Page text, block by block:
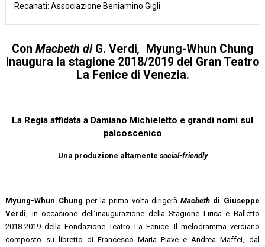
Recanati: Associazione Beniamino Gigli
Con Macbeth di G. Verdi,
Myung-Whun Chung
inaugura la stagione 2018/2019 del Gran Teatro
La Fenice di Venezia.
La Regia affidata a Damiano Michieletto e grandi nomi sul
palcoscenico
Una produzione altamente social-friendly
Myung-Whun Chung per la prima volta dirigeràMacbeth di Giuseppe
Verdi , in occasione dell’inaugurazione della Stagione Lirica e Balletto
2018-2019 della Fondazione Teatro La Fenice. Il melodramma verdiano
composto su libretto di Francesco Maria Piave e Andrea Maffei, dal